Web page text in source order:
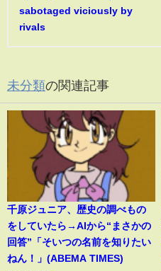
sabotaged viciously by
rivals
未分類の関連記事
千原ジュニア、歴史の調べもの
をしていたら→AIから“まさかの
回答”「そいつの名前を知りたい
ねん！」(ABEMA TIMES)